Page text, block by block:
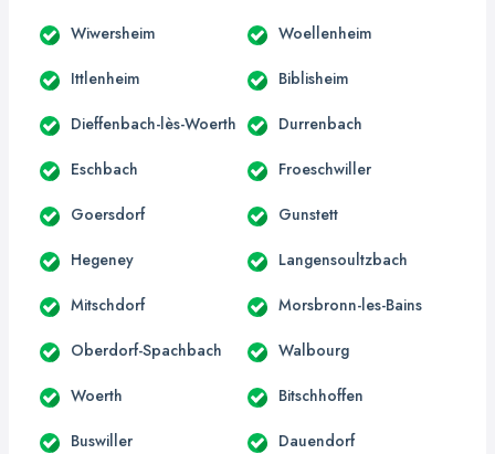
Wiwersheim Woellenheim
Ittlenheim Biblisheim
Dieffenbach-lès-Woerth Durrenbach
Eschbach Froeschwiller
Goersdorf Gunstett
Hegeney Langensoultzbach
Mitschdorf Morsbronn-les-Bains
Oberdorf-Spachbach Walbourg
Woerth Bitschhoffen
Buswiller Dauendorf